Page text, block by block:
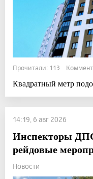
Прочитали: 113
Квадратный метр
14:19, 6 авг 2026
Инспекторы
рейдовые
Новости